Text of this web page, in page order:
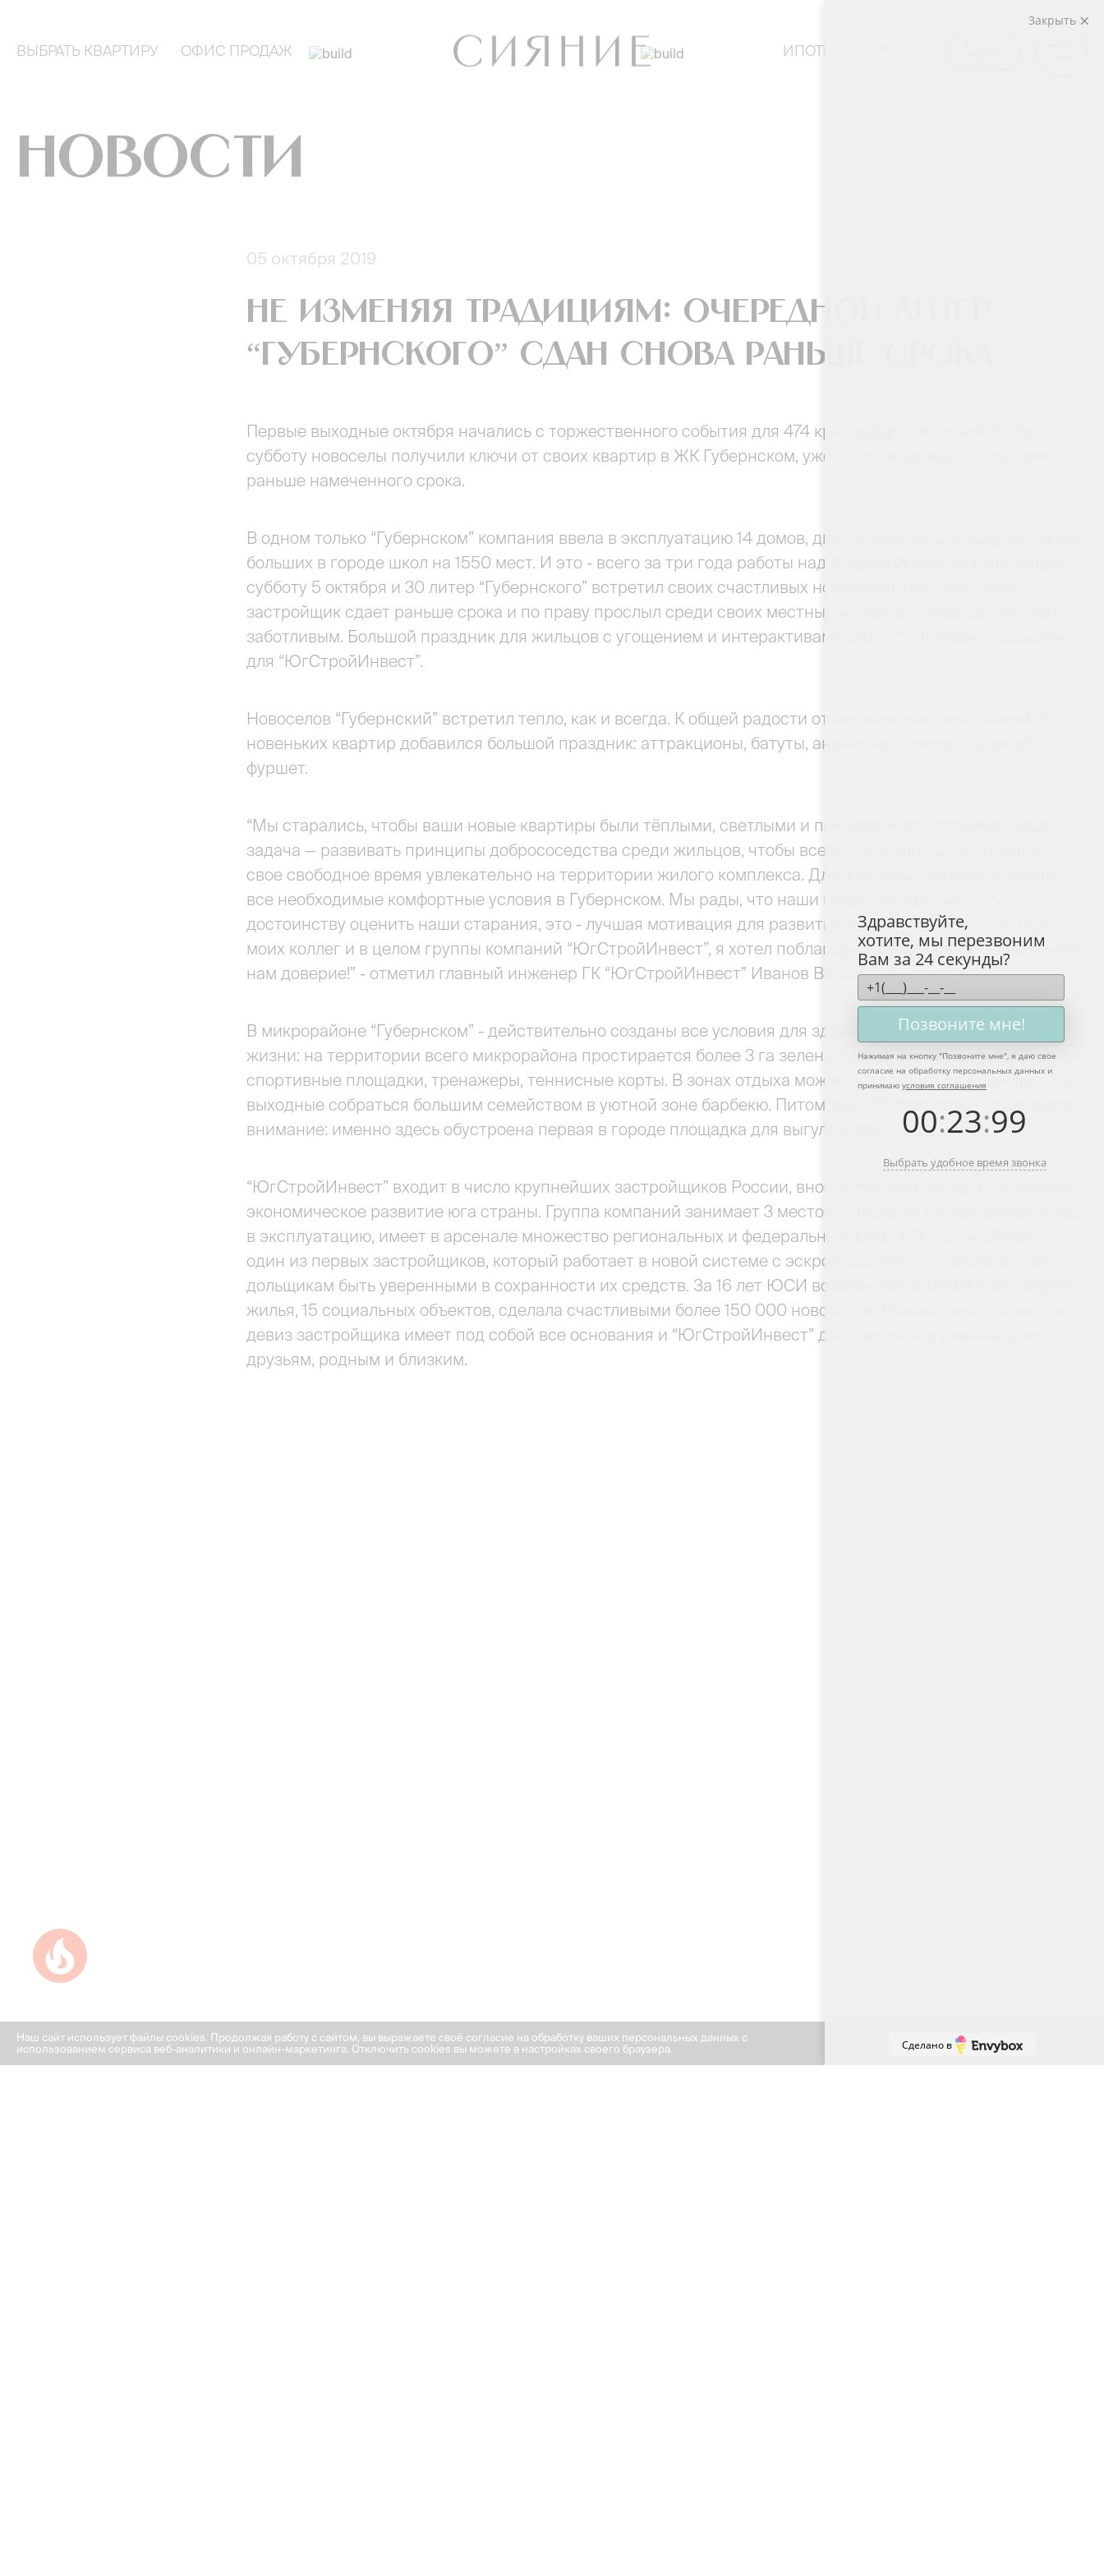
Успейте купить коммерческое помещение
ВЫБРАТЬ КВАРТИРУ ОФИС ПРОДАЖ ИПОТЕКА
Новости
05 октября 2019
Не изменяя традициям: очередной литер
“Губернского” сдан снова раньше срока
Первые выходные октября начались с торжественного события для 474 краснодарских семей. В эту
субботу новоселы получили ключи от своих квартир в ЖК Губернском, уже по сложившейся традиции,
раньше намеченного срока.
В одном только “Губернском” компания ввела в эксплуатацию 14 домов, два детских сада и одну из самых
больших в городе школ на 1550 мест. И это - всего за три года работы над микрорайоном. А в минувшую
субботу 5 октября и 30 литер “Губернского” встретил своих счастливых новоселов. Все свои дома
застройщик сдает раньше срока и по праву прослыл среди своих местных жителей самым надежным и
заботливым. Большой праздник для жильцов с угощением и интерактивами уже стал доброй традицией
для “ЮгСтройИнвест”.
Новоселов “Губернский” встретил тепло, как и всегда. К общей радости от выдачи заветных ключей от
новеньких квартир добавился большой праздник: аттракционы, батуты, аниматоры, театр для детей,
фуршет.
“Мы старались, чтобы ваши новые квартиры были тёплыми, светлыми и по-семейному уютными. Наша
задача — развивать принципы добрососедства среди жильцов, чтобы все могли общаться и проводить
свое свободное время увлекательно на территории жилого комплекса. Для этого мы стараемся создать
все необходимые комфортные условия в Губернском. Мы рады, что наши новые жильцы могут по
достоинству оценить наши старания, это - лучшая мотивация для развития нашей компании. От лица
моих коллег и в целом группы компаний “ЮгСтройИнвест”, я хотел поблагодарить новоселов за оказанное
нам доверие!” - отметил главный инженер ГК “ЮгСтройИнвест” Иванов Виталий Викторович.
В микрорайоне “Губернском” - действительно созданы все условия для здорового и удобного ритма
жизни: на территории всего микрорайона простирается более 3 га зеленых зон, в шаговой доступности -
спортивные площадки, тренажеры, теннисные корты. В зонах отдыха можно подключиться к вай-фаю, а в
выходные собраться большим семейством в уютной зоне барбекю. Питомцам в “Губернском” - отдельное
внимание: именно здесь обустроена первая в городе площадка для выгула собак.
“ЮгСтройИнвест” входит в число крупнейших застройщиков России, вносит весомый вклад в социально-
экономическое развитие юга страны. Группа компаний занимает 3 место в России по объему ввода жилья
в эксплуатацию, имеет в арсенале множество региональных и федеральных наград. “ЮгСтройИнвест” -
один из первых застройщиков, который работает в новой системе с эскроу-счетами, что позволяет его
дольщикам быть уверенными в сохранности их средств. За 16 лет ЮСИ возвели более 3,4 млн. кв. метров
жилья, 15 социальных объектов, сделала счастливыми более 150 000 новоселов. Можно точно сказать, что
девиз застройщика имеет под собой все основания и “ЮгСтройИнвест” действительно рекомендуют
друзьям, родным и близким.
Наш сайт использует файлы cookies. Продолжая работу с сайтом, вы выражаете своё согласие на обработку ваших персональных данных с
использованием сервиса веб-аналитики и онлайн-маркетинга. Отключить cookies вы можете в настройках своего браузера.
Принять
Закрыть
Здравствуйте,
хотите, мы перезвоним
Вам за 24 секунды?
Позвоните мне!
Нажимая на кнопку "Позвоните мне", я даю свое
согласие на обработку персональных данных и
принимаю условия соглашения
00:23:99
Выбрать удобное время звонка
Сделано в